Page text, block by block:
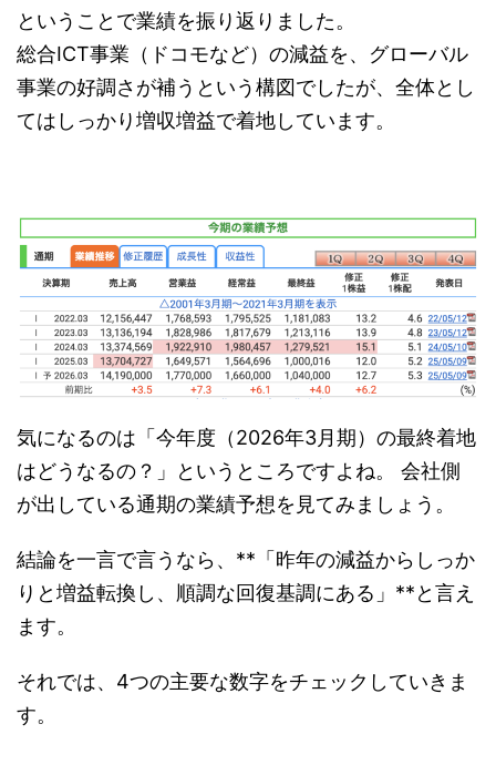
ということで業績を振り返りました。
総合ICT事業（ドコモなど）の減益を、グローバル
事業の好調さが補うという構図でしたが、全体とし
てはしっかり増収増益で着地しています。
気になるのは「今年度（2026年3月期）の最終着地
はどうなるの？」というところですよね。 会社側
が出している通期の業績予想を見てみましょう。
結論を一言で言うなら、**「昨年の減益からしっか
りと増益転換し、順調な回復基調にある」**と言え
ます。
それでは、4つの主要な数字をチェックしていきま
す。